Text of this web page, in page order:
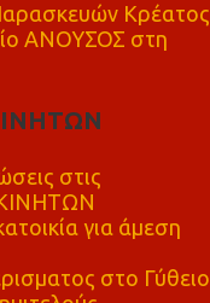
Κρέατος
ΑΝΟΥΣΟΣ στη
στις
για άμεση
στο Γύθειο